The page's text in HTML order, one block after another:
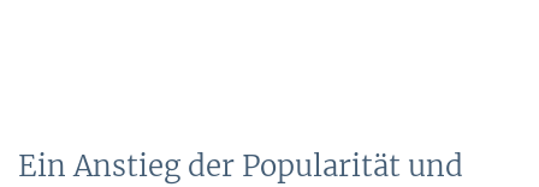
Ein Anstieg der Popularität und